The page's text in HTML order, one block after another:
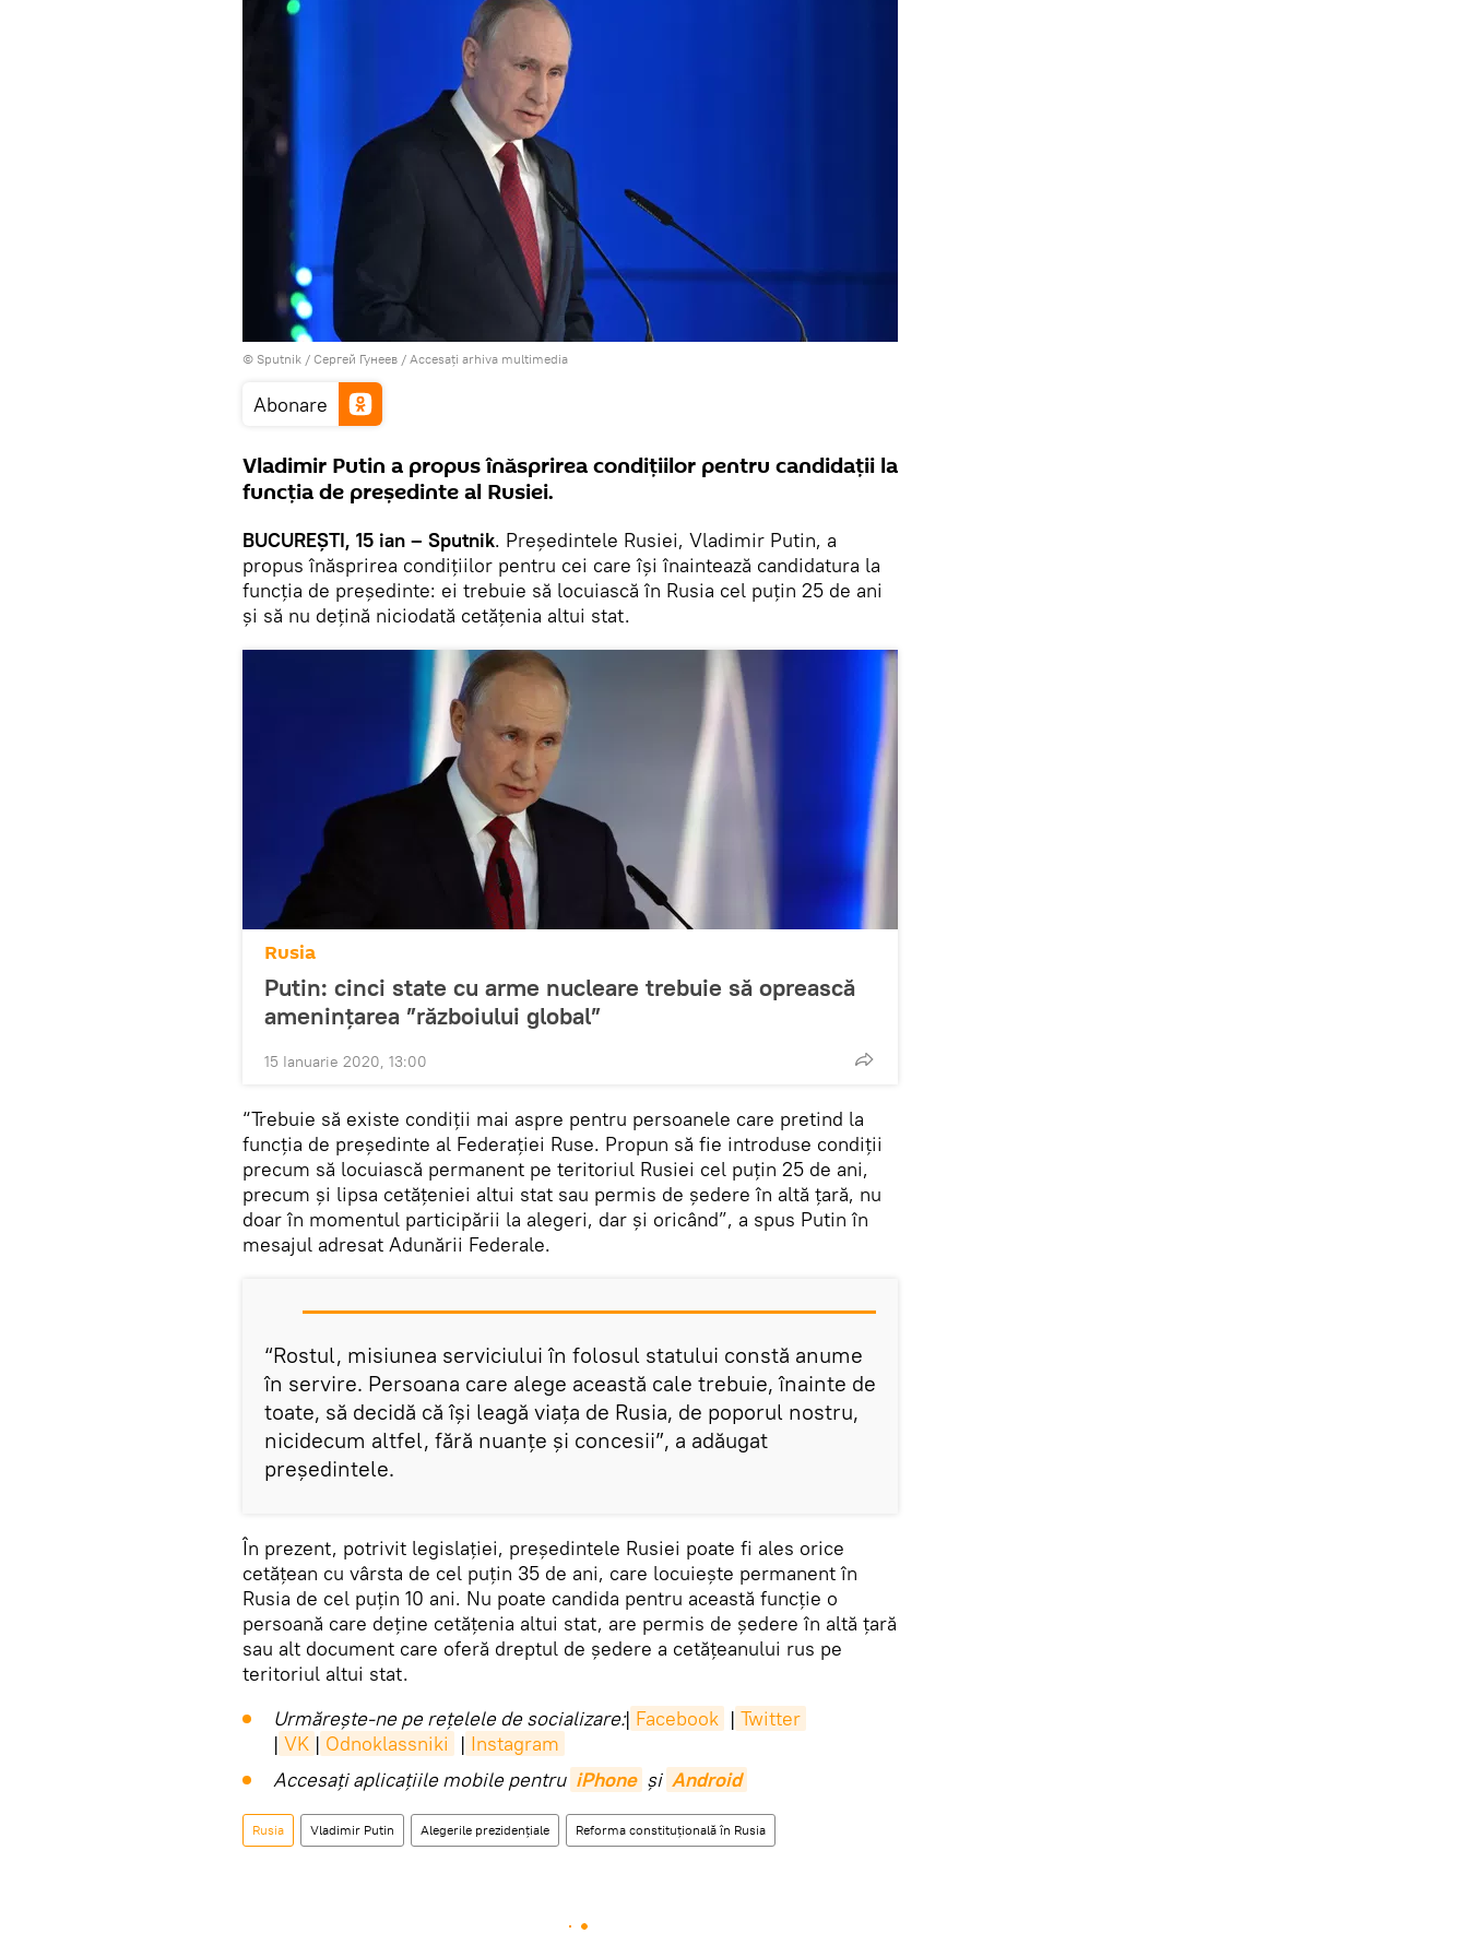
© Sputnik / Сергей Гунеев / Accesați arhiva multimedia
Abonare
Vladimir Putin a propus înăsprirea condițiilor pentru candidații la
funcția de președinte al Rusiei.
BUCUREȘTI, 15 ian – Sputnik. Președintele Rusiei, Vladimir Putin, a
propus înăsprirea condițiilor pentru cei care își înaintează candidatura la
funcția de președinte: ei trebuie să locuiască în Rusia cel puțin 25 de ani
și să nu dețină niciodată cetățenia altui stat.
Rusia
Putin: cinci state cu arme nucleare trebuie să oprească
amenințarea ”războiului global”
15 Ianuarie 2020, 13:00
“Trebuie să existe condiții mai aspre pentru persoanele care pretind la
funcția de președinte al Federației Ruse. Propun să fie introduse condiții
precum să locuiască permanent pe teritoriul Rusiei cel puțin 25 de ani,
precum și lipsa cetățeniei altui stat sau permis de ședere în altă țară, nu
doar în momentul participării la alegeri, dar și oricând”, a spus Putin în
mesajul adresat Adunării Federale.
“Rostul, misiunea serviciului în folosul statului constă anume
în servire. Persoana care alege această cale trebuie, înainte de
toate, să decidă că își leagă viața de Rusia, de poporul nostru,
nicidecum altfel, fără nuanțe și concesii”, a adăugat
președintele.
În prezent, potrivit legislației, președintele Rusiei poate fi ales orice
cetățean cu vârsta de cel puțin 35 de ani, care locuiește permanent în
Rusia de cel puțin 10 ani. Nu poate candida pentru această funcție o
persoană care deține cetățenia altui stat, are permis de ședere în altă țară
sau alt document care oferă dreptul de ședere a cetățeanului rus pe
teritoriul altui stat.
Urmărește-ne pe rețelele de socializare:| Facebook | Twitter
| VK | Odnoklassniki | Instagram
Accesaţi aplicaţiile mobile pentru iPhone și Android
Rusia Vladimir Putin Alegerile prezidențiale Reforma constituțională în Rusia